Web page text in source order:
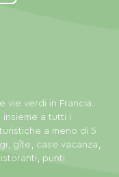
vie verdi in Francia.
insieme a tutti i
a meno di 5
gîte, case vacanza,
punti